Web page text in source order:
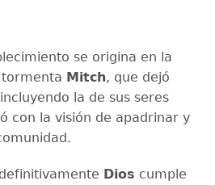
se origina en la
Mitch, que dejó
la de sus seres
con la visión de apadrinar y
Dios cumple